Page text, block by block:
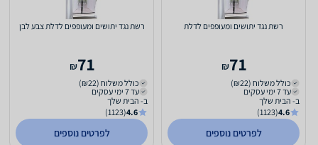
רשת נגד יתושים ומעופפים לדלת
71
₪
כולל משלוח (₪22)
עד 7 ימי עסקים
ב- הבית שלך
4.6
(1123)
לפרטים נוספים
רשת נגד יתושים ומעופפים לדלת צבע לבן
71
₪
כולל משלוח (₪22)
עד 7 ימי עסקים
ב- הבית שלך
4.6
(1123)
לפרטים נוספים